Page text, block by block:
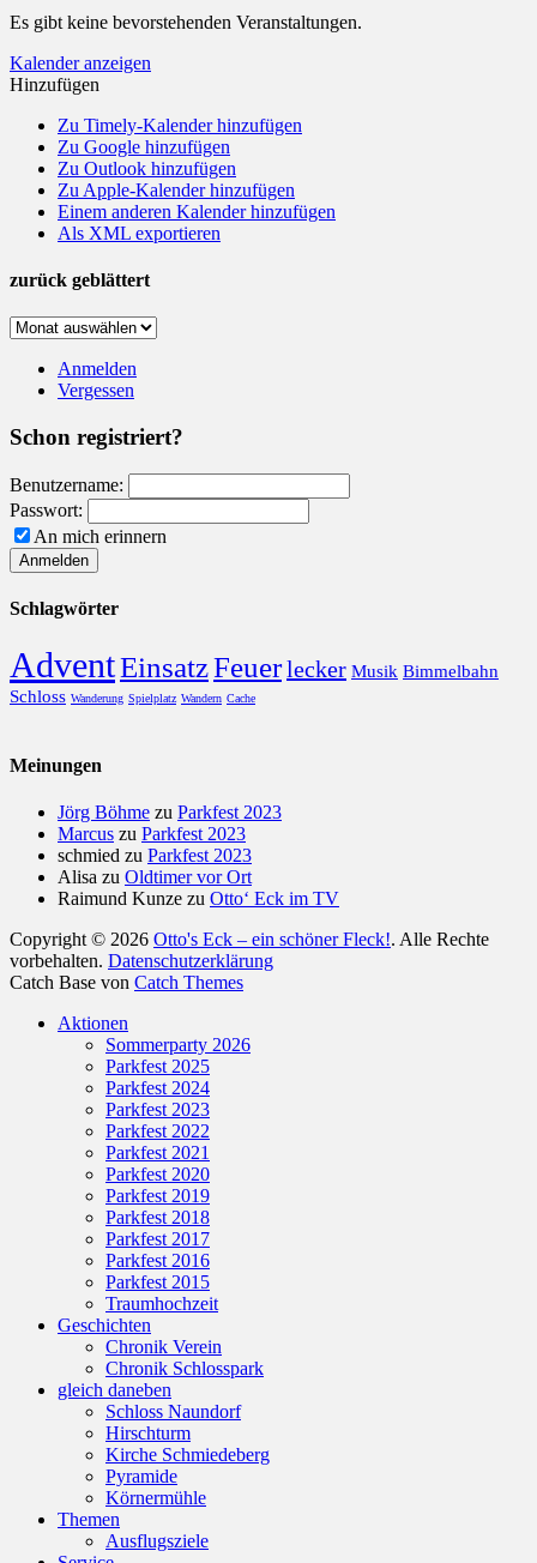
Es gibt keine bevorstehenden Veranstaltungen.
Kalender anzeigen
Hinzufügen
Zu Timely-Kalender hinzufügen
Zu Google hinzufügen
Zu Outlook hinzufügen
Zu Apple-Kalender hinzufügen
Einem anderen Kalender hinzufügen
Als XML exportieren
zurück geblättert
zurück
Anmelden
Vergessen
Schon registriert?
Benutzername:
Passwort:
An mich erinnern
Schlagwörter
AdventEinsatzFeuerlecker Musik Bimmelbahn
Schloss Wanderung Spielplatz Wandern Cache
Meinungen
Jörg Böhme zu Parkfest 2023
Marcus zu Parkfest 2023
schmied zu Parkfest 2023
Alisa zu Oldtimer vor Ort
Raimund Kunze zu Otto‘ Eck im TV
Copyright © 2026 Otto's Eck – ein schöner Fleck!. Alle Rechte
vorbehalten. Datenschutzerklärung
Catch Base von Catch Themes
oben
Aktionen
Sommerparty 2026
Parkfest 2025
Parkfest 2024
Parkfest 2023
Parkfest 2022
Parkfest 2021
Parkfest 2020
Parkfest 2019
Parkfest 2018
Parkfest 2017
Parkfest 2016
Parkfest 2015
Traumhochzeit
Geschichten
Chronik Verein
Chronik Schlosspark
gleich daneben
Schloss Naundorf
Hirschturm
Kirche Schmiedeberg
Pyramide
Körnermühle
Themen
Ausflugsziele